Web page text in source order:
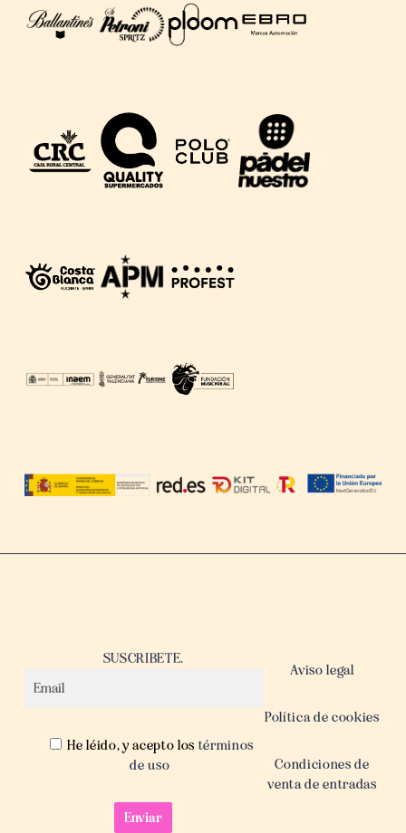
SUSCRIBETE.
He léido, y acepto los términos
de uso
Aviso legal
Política de cookies
Condiciones de
venta de entradas